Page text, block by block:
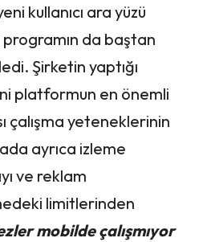
kullanıcı ara yüzü
programın da baştan
Şirketin yaptığı
platformun en önemli
çalışma yeteneklerinin
ayrıca izleme
ve reklam
limitlerinden
mobilde çalışmıyor